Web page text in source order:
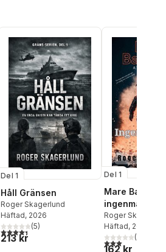
röster:
Del 1
Håll Gränsen
Roger Skagerlund
Häftad, 2026
4,4utav 5 stjärnor. Totalt antal röster:
(5)
213 kr
Del 1
Mare
Roger
Häftad, 2024
3,0utav 5(
162 kr